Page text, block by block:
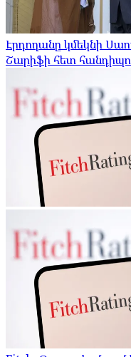
Էրդողանը կմեկնի
Շարիֆի հետ